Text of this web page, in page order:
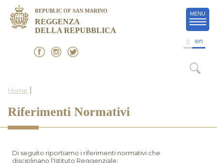
REPUBLIC OF SAN MARINO
REGGENZA
DELLA REPUBBLICA
MENU
it en
Home
Riferimenti Normativi
Di seguito riportiamo i riferimenti normativi che
disciplinano l'Istituto Reggenziale: